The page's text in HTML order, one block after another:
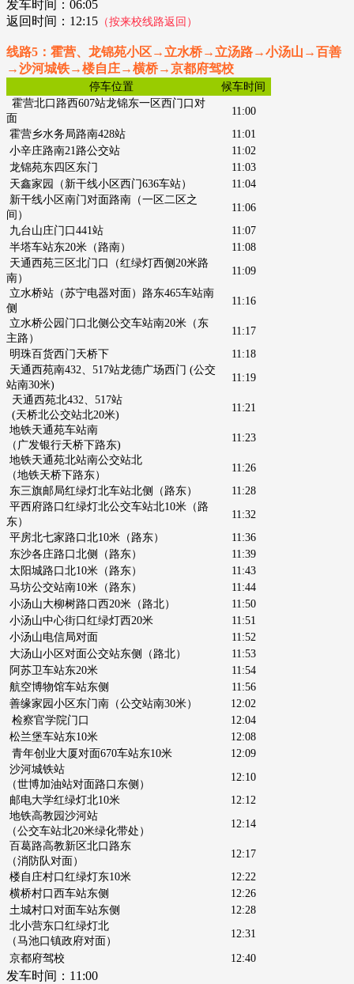
发车时间： 06:05
返回时间：12:15 （按来校线路返回）
线路5：霍营、龙锦苑小区→立水桥→立汤路→小汤山→百善
→沙河城铁→楼自庄→横桥→京都府驾校
停车位置
候车时间
霍营北口路西607站龙锦东一区西门口对
面
11:00
霍营乡水务局路南428站
11:01
小辛庄路南21路公交站
11:02
龙锦苑东四区东门
11:03
天鑫家园（新干线小区西门636车站）
11:04
新干线小区南门对面路南 （一区二区之
间）
11:06
九台山庄门口441站
11:07
半塔车站东20米（路南）
11:08
天通西苑三区北门口
（红绿灯西侧20米路
南）
11:09
立水桥站（苏宁电器对面） 路东465车站南
侧
11:16
立水桥公园门口北侧公交车站南20米（东
主路）
11:17
明珠百货西门天桥下
11:18
天通西苑南432、517站龙德广场西门 (公交
站南30米)
11:19
天通西苑北432、517站
(天桥北公交站北20米)
11:21
地铁天通苑车站南
（广发银行天桥下路东)
11:23
地铁天通苑北站南公交站北
（地铁天桥下路东）
11:26
东三旗邮局红绿灯北车站北侧
（路东）
11:28
平西府路口红绿灯北公交车站北10米（路
东）
11:32
平房北七家路口北10米（路东）
11:36
东沙各庄路口北侧（路东）
11:39
太阳城路口北10米（路东）
11:43
马坊公交站南10米（路东）
11:44
小汤山大柳树路口西20米（路北）
11:50
小汤山中心街口红绿灯西20米
11:51
小汤山电信局对面
11:52
大汤山小区对面公交站东侧（路北）
11:53
阿苏卫车站东20米
11:54
航空博物馆车站东侧
11:56
善缘家园小区东门南（公交站南30米）
12:02
检察官学院门口
12:04
松兰堡车站东10米
12:08
青年创业大厦对面670车站东10米
12:09
沙河城铁站
（世博加油站对面路口东侧）
12:10
邮电大学红绿灯北10米
12:12
地铁高教园沙河站
（公交车站北20米绿化带处）
12:14
百葛路高教新区北口路东
（消防队对面）
12:17
楼自庄村口红绿灯东10米
12:22
横桥村口西车站东侧
12:26
土城村口对面车站东侧
12:28
北小营东口红绿灯北
（马池口镇政府对面）
12:31
京都府驾校 12:40
发车时间： 11:00